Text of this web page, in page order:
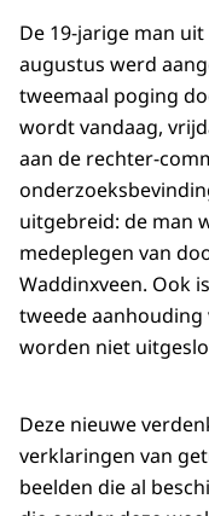
De 19-jarige man
augustus werd
tweemaal poging
wordt vandaag,
aan de rechter-
uitgebreid: de man
medeplegen van
Waddinxveen. Ook
tweede
worden niet
Deze nieuwe
verklaringen van
beelden die al